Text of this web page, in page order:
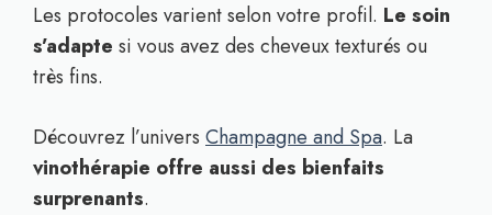
Les protocoles varient selon votre profil. Le soin
s’adapte si vous avez des cheveux texturés ou
très fins.
Découvrez l’univers Champagne and Spa. La
vinothérapie offre aussi des bienfaits
surprenants.